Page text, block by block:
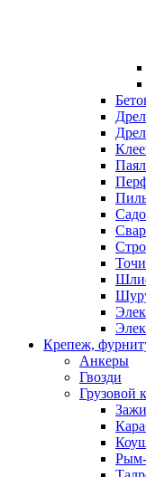
Крепеж,
Анкеры
Гвозди
Грузовой